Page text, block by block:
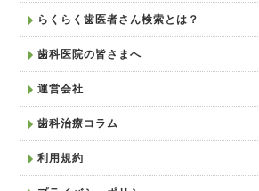
らくらく歯医者さん検索とは？
歯科医院の皆さまへ
運営会社
歯科治療コラム
利用規約